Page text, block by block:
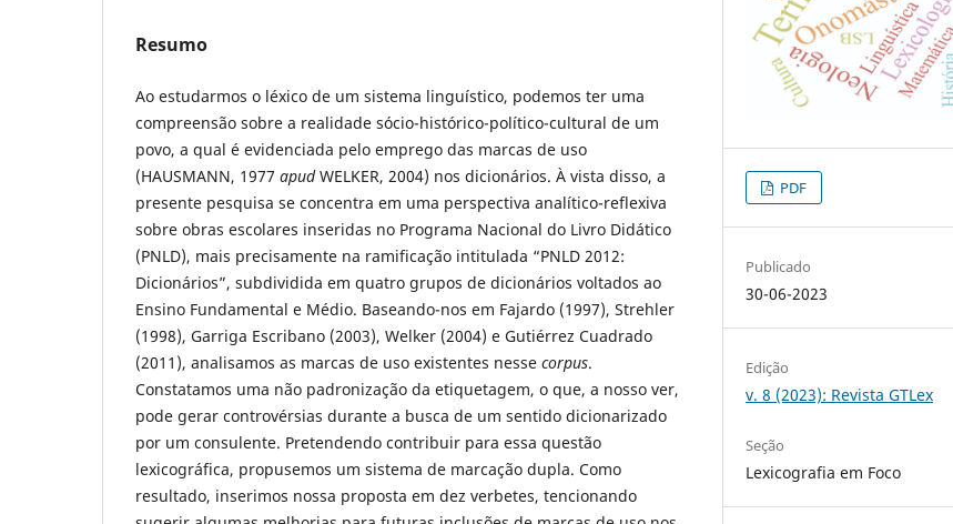
Resumo
Ao estudarmos o léxico de um sistema linguístico, podemos ter uma
compreensão sobre a realidade sócio-histórico-político-cultural de um
povo, a qual é evidenciada pelo emprego das marcas de uso
(HAUSMANN, 1977 apudWELKER, 2004) nos dicionários. À vista disso, a
presente pesquisa se concentra em uma perspectiva analítico-reflexiva
sobre obras escolares inseridas no Programa Nacional do Livro Didático
(PNLD), mais precisamente na ramificação intitulada “PNLD 2012:
Dicionários”, subdividida em quatro grupos de dicionários voltados ao
Ensino Fundamental e Médio. Baseando-nos em Fajardo (1997), Strehler
(1998), Garriga Escribano (2003), Welker (2004) e Gutiérrez Cuadrado
(2011), analisamos as marcas de uso existentes nesse corpus.
Constatamos uma não padronização da etiquetagem, o que, a nosso ver,
pode gerar controvérsias durante a busca de um sentido dicionarizado
por um consulente. Pretendendo contribuir para essa questão
lexicográfica, propusemos um sistema de marcação dupla. Como
resultado, inserimos nossa proposta em dez verbetes, tencionando
PDF
Publicado
30-06-2023
Edição
v. 8 (2023): Revista GTLex
Seção
Lexicografia em Foco